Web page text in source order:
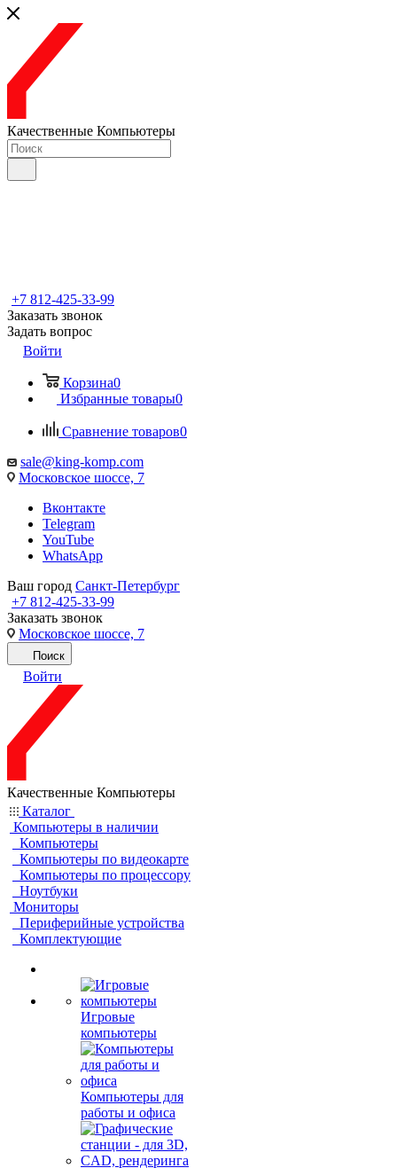
Качественные Компьютеры
+7 812-425-33-99
Заказать звонок
Задать вопрос
Войти
Корзина0
Избранные товары0
Сравнение товаров0
sale@king-komp.com
Московское шоссе, 7
Вконтакте
Telegram
YouTube
WhatsApp
Ваш город Санкт-Петербург
+7 812-425-33-99
Заказать звонок
Московское шоссе, 7
Поиск
Войти
Качественные Компьютеры
Каталог
Компьютеры в наличии
Компьютеры
Компьютеры по видеокарте
Компьютеры по процессору
Ноутбуки
Мониторы
Периферийные устройства
Комплектующие
Игровые
компьютеры
Компьютеры для
работы и офиса